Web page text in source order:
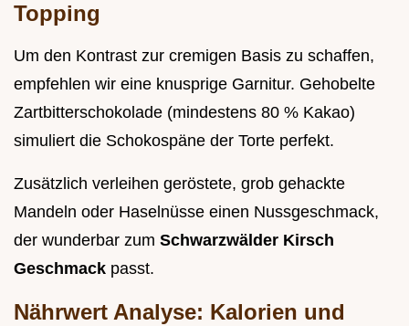
Topping
Um den Kontrast zur cremigen Basis zu schaffen,
empfehlen wir eine knusprige Garnitur. Gehobelte
Zartbitterschokolade (mindestens 80 % Kakao)
simuliert die Schokospäne der Torte perfekt.
Zusätzlich verleihen geröstete, grob gehackte
Mandeln oder Haselnüsse einen Nussgeschmack,
der wunderbar zum Schwarzwälder Kirsch
Geschmack passt.
Nährwert Analyse: Kalorien und